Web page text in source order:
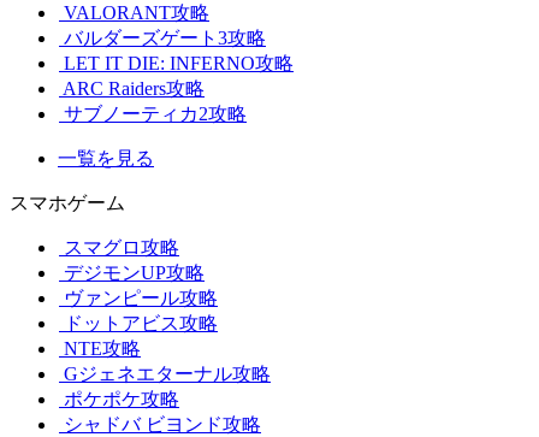
VALORANT攻略
バルダーズゲート3攻略
LET IT DIE: INFERNO攻略
ARC Raiders攻略
サブノーティカ2攻略
一覧を見る
スマホゲーム
スマグロ攻略
デジモンUP攻略
ヴァンピール攻略
ドットアビス攻略
NTE攻略
Gジェネエターナル攻略
ポケポケ攻略
シャドバ ビヨンド攻略